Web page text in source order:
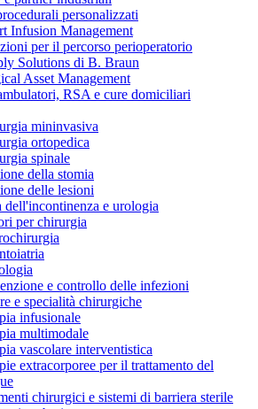
stai cercando. Visita il catalogo B.
portfolio completo.
Scrivici per entrare subito in
referente.
personalizzati
Infusion Management
per il percorso perioperatorio
Solutions di B. Braun
Asset Management
RSA e cure domiciliari
mininvasiva
ortopedica
spinale
della stomia
delle lesioni
dell'incontinenza e urologia
per chirurgia
e controllo delle infezioni
e specialità chirurgiche
infusionale
multimodale
vascolare interventistica
extracorporee per il trattamento del
chirurgici e sistemi di barriera sterile